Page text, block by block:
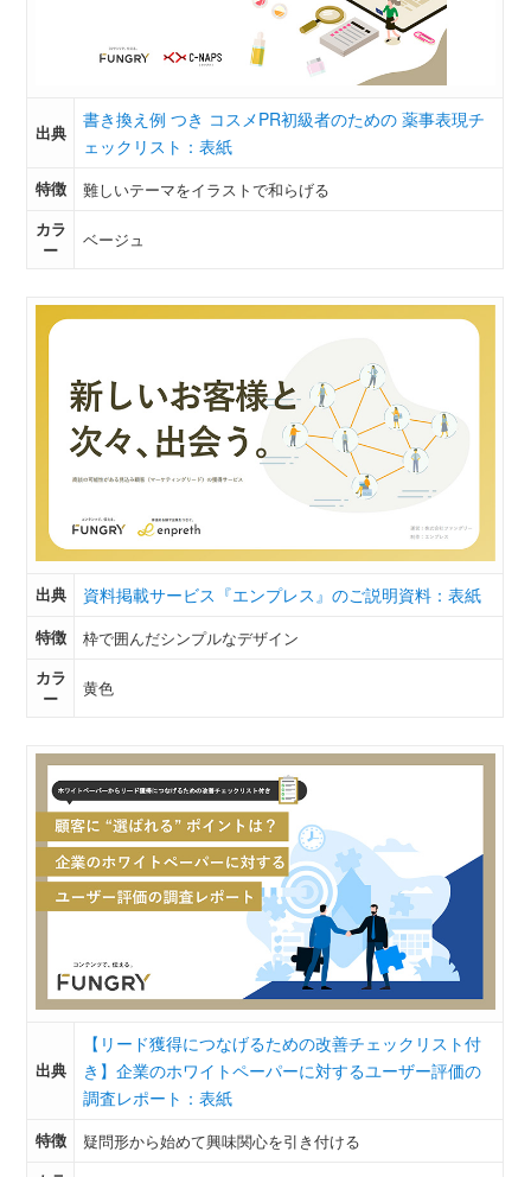
出典
書き換え例 つき コスメPR初級者のための 薬事表現チ
ェックリスト：表紙
特徴
難しいテーマをイラストで和らげる
カラ
ー
ベージュ
出典 資料掲載サービス『エンプレス』のご説明資料：表紙
特徴
枠で囲んだシンプルなデザイン
カラ
ー
黄色
出典
【リード獲得につなげるための改善チェックリスト付
き】企業のホワイトペーパーに対するユーザー評価の
調査レポート：表紙
特徴
疑問形から始めて興味関心を引き付ける